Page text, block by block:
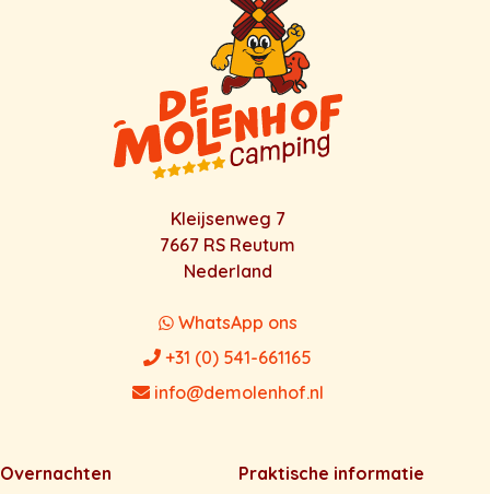
Kleijsenweg 7
7667 RS Reutum
Nederland
WhatsApp ons
+31 (0) 541-661165
info@demolenhof.nl
Overnachten
Praktische informatie